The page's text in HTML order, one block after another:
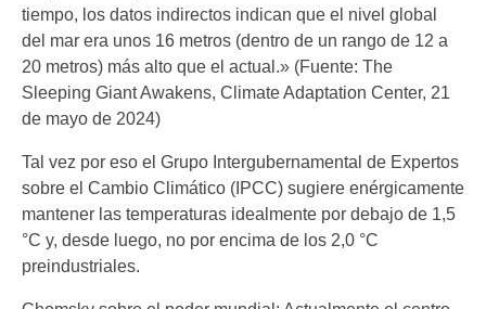
tiempo, los datos indirectos indican que el nivel global
del mar era unos 16 metros (dentro de un rango de 12 a
20 metros) más alto que el actual.» (Fuente: The
Sleeping Giant Awakens, Climate Adaptation Center, 21
de mayo de 2024)
Tal vez por eso el Grupo Intergubernamental de Expertos
sobre el Cambio Climático (IPCC) sugiere enérgicamente
mantener las temperaturas idealmente por debajo de 1,5
°C y, desde luego, no por encima de los 2,0 °C
preindustriales.